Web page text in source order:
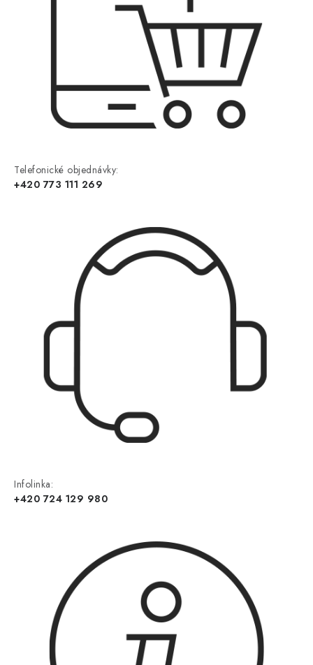
Telefonické objednávky:
+420 773 111 269
Infolinka:
+420 724 129 980